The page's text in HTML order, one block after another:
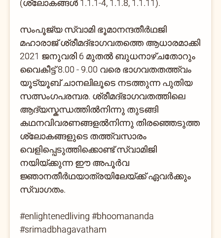
(ശ്ലോകങ്ങള്‍ 1.1.1-4, 1.1.8, 1.1.11).
സംപൂജ്യ സ്വാമി ഭൂമാനന്ദതീര്‍ഥജി
മഹാരാജ് ശ്രീമദ്ഭാഗവതത്തെ ആധാരമാക്കി
2021 ജനുവരി 6 മുതല്‍ ബുധനാഴ്ചതോറും
വൈകീട്ട് 8.00 - 9.00 വരെ ഭാഗവതതത്ത്വം
യൂട്യൂബ് ചാനലിലൂടെ നടത്തുന്ന പുതിയ
സത്സംഗപരമ്പര. ശ്രീമദ്ഭാഗവതത്തിലെ
ആദ്യസ്കന്ധത്തില്‍നിന്നു തുടങ്ങി
കഥനവിവരണങ്ങളല്‍നിന്നു തിരഞ്ഞെടുത്ത
ശ്ലോകങ്ങളുടെ തത്ത്വസാരം
വെളിപ്പെടുത്തിക്കൊണ്ട് സ്വാമിജി
നയിയ്ക്കുന്ന ഈ അപൂര്‍വ
ജ്ഞാനതീര്‍ഥയാത്രയിലേയ്ക്ക് ഏവര്‍ക്കും
സ്വാഗതം.
#enlightenedliving #bhoomananda
#srimadbhagavatham